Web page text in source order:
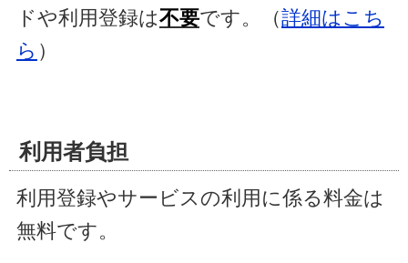
ドや利用登録は不要です。（詳細はこち
ら ）
利用者負担
利用登録やサービスの利用に係る料金は
無料です。